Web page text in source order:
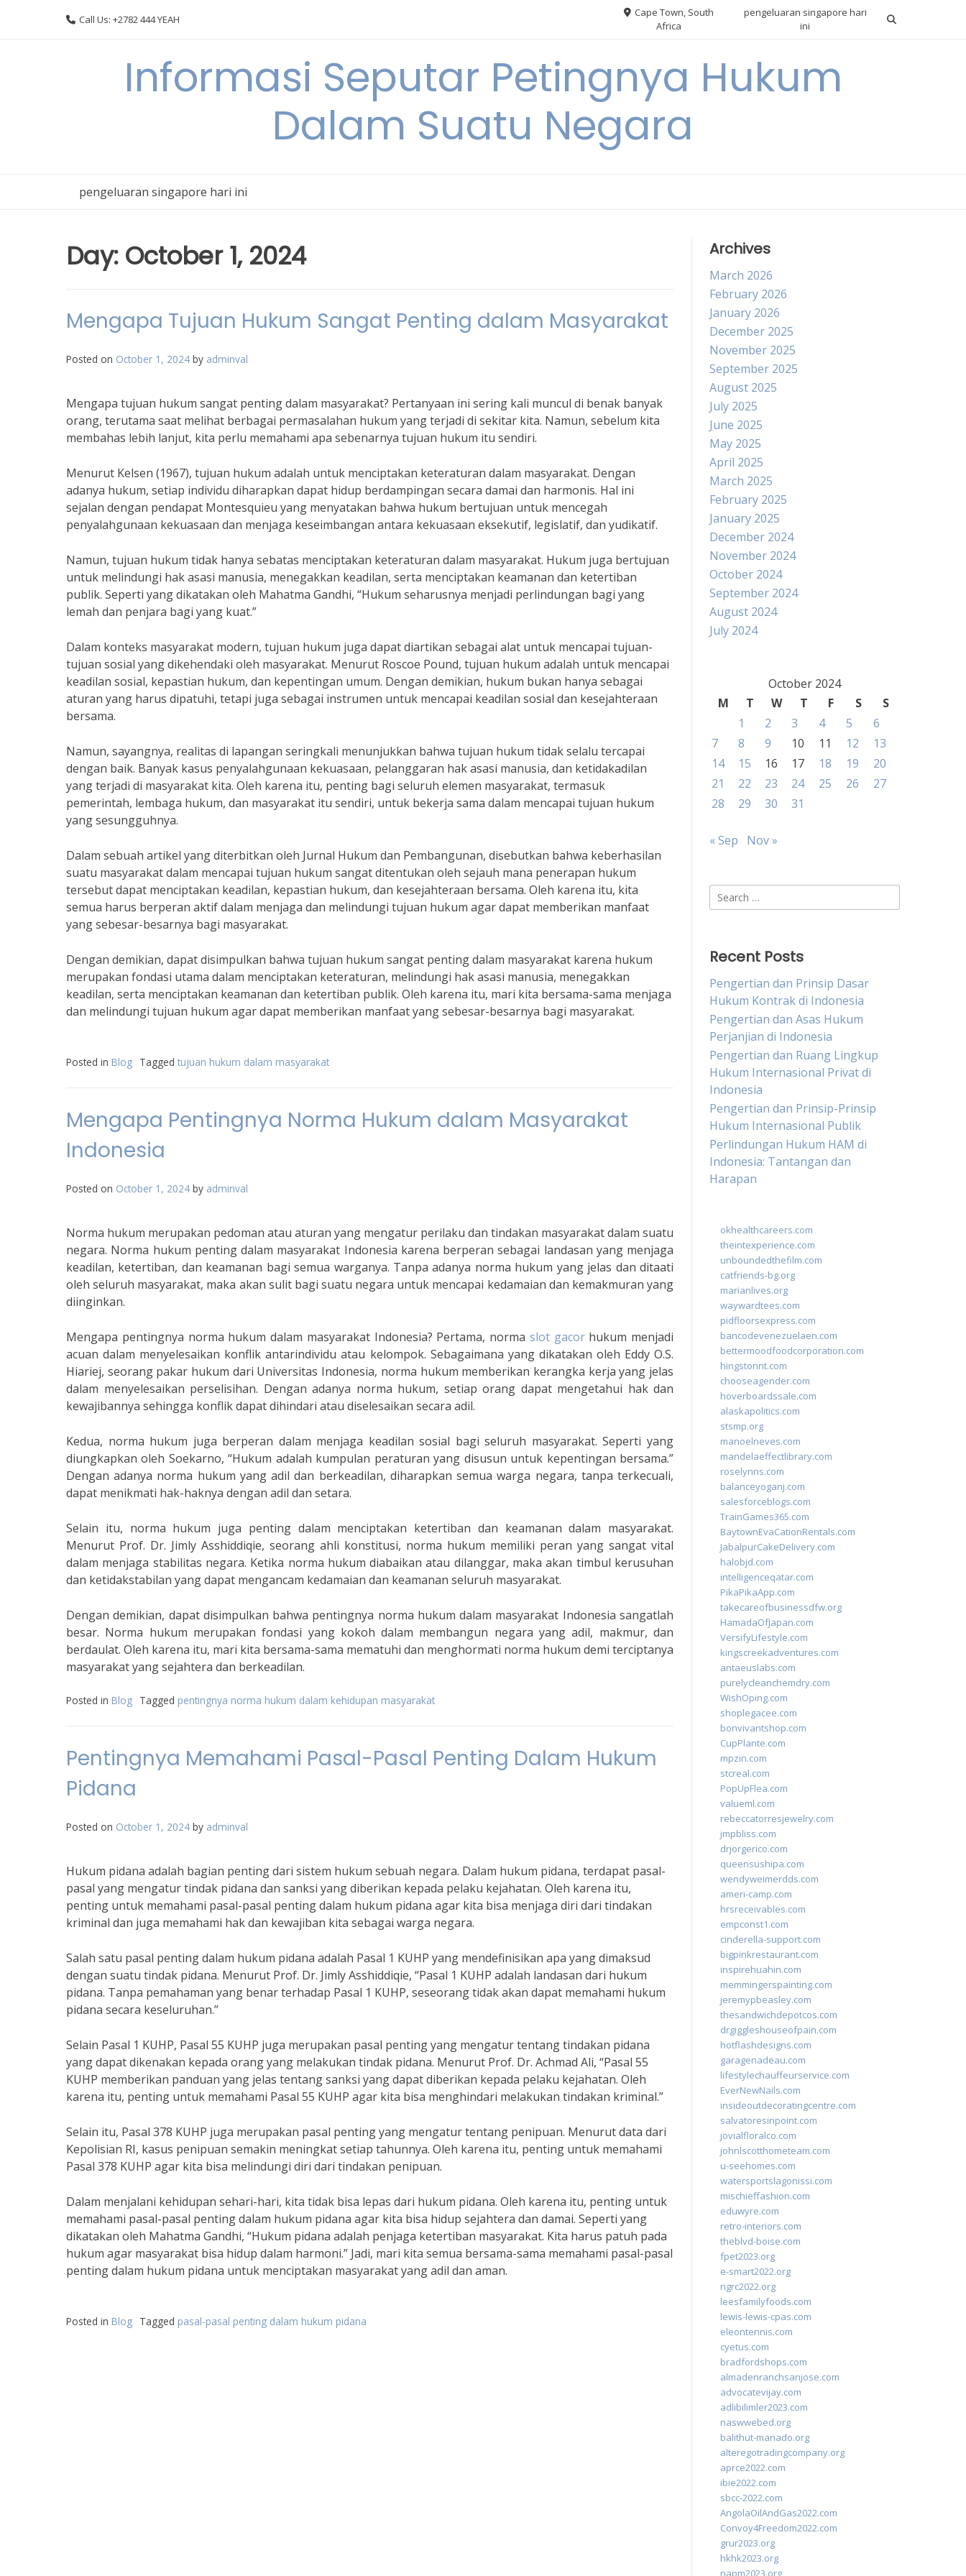
Call Us: +2782 444 YEAH
Cape Town, South
Africa
pengeluaran singapore hari
ini
Informasi Seputar Petingnya Hukum
Dalam Suatu Negara
pengeluaran singapore hari ini
Day: October 1, 2024
Mengapa Tujuan Hukum Sangat Penting dalam Masyarakat
Posted on October 1, 2024 by adminval
Mengapa tujuan hukum sangat penting dalam masyarakat? Pertanyaan ini sering kali muncul di benak banyak
orang, terutama saat melihat berbagai permasalahan hukum yang terjadi di sekitar kita. Namun, sebelum kita
membahas lebih lanjut, kita perlu memahami apa sebenarnya tujuan hukum itu sendiri.
Menurut Kelsen (1967), tujuan hukum adalah untuk menciptakan keteraturan dalam masyarakat. Dengan
adanya hukum, setiap individu diharapkan dapat hidup berdampingan secara damai dan harmonis. Hal ini
sejalan dengan pendapat Montesquieu yang menyatakan bahwa hukum bertujuan untuk mencegah
penyalahgunaan kekuasaan dan menjaga keseimbangan antara kekuasaan eksekutif, legislatif, dan yudikatif.
Namun, tujuan hukum tidak hanya sebatas menciptakan keteraturan dalam masyarakat. Hukum juga bertujuan
untuk melindungi hak asasi manusia, menegakkan keadilan, serta menciptakan keamanan dan ketertiban
publik. Seperti yang dikatakan oleh Mahatma Gandhi, “Hukum seharusnya menjadi perlindungan bagi yang
lemah dan penjara bagi yang kuat.”
Dalam konteks masyarakat modern, tujuan hukum juga dapat diartikan sebagai alat untuk mencapai tujuan-
tujuan sosial yang dikehendaki oleh masyarakat. Menurut Roscoe Pound, tujuan hukum adalah untuk mencapai
keadilan sosial, kepastian hukum, dan kepentingan umum. Dengan demikian, hukum bukan hanya sebagai
aturan yang harus dipatuhi, tetapi juga sebagai instrumen untuk mencapai keadilan sosial dan kesejahteraan
bersama.
Namun, sayangnya, realitas di lapangan seringkali menunjukkan bahwa tujuan hukum tidak selalu tercapai
dengan baik. Banyak kasus penyalahgunaan kekuasaan, pelanggaran hak asasi manusia, dan ketidakadilan
yang terjadi di masyarakat kita. Oleh karena itu, penting bagi seluruh elemen masyarakat, termasuk
pemerintah, lembaga hukum, dan masyarakat itu sendiri, untuk bekerja sama dalam mencapai tujuan hukum
yang sesungguhnya.
Dalam sebuah artikel yang diterbitkan oleh Jurnal Hukum dan Pembangunan, disebutkan bahwa keberhasilan
suatu masyarakat dalam mencapai tujuan hukum sangat ditentukan oleh sejauh mana penerapan hukum
tersebut dapat menciptakan keadilan, kepastian hukum, dan kesejahteraan bersama. Oleh karena itu, kita
semua harus berperan aktif dalam menjaga dan melindungi tujuan hukum agar dapat memberikan manfaat
yang sebesar-besarnya bagi masyarakat.
Dengan demikian, dapat disimpulkan bahwa tujuan hukum sangat penting dalam masyarakat karena hukum
merupakan fondasi utama dalam menciptakan keteraturan, melindungi hak asasi manusia, menegakkan
keadilan, serta menciptakan keamanan dan ketertiban publik. Oleh karena itu, mari kita bersama-sama menjaga
dan melindungi tujuan hukum agar dapat memberikan manfaat yang sebesar-besarnya bagi masyarakat.
Posted in Blog Tagged tujuan hukum dalam masyarakat
Mengapa Pentingnya Norma Hukum dalam Masyarakat
Indonesia
Posted on October 1, 2024 by adminval
Norma hukum merupakan pedoman atau aturan yang mengatur perilaku dan tindakan masyarakat dalam suatu
negara. Norma hukum penting dalam masyarakat Indonesia karena berperan sebagai landasan yang menjaga
keadilan, ketertiban, dan keamanan bagi semua warganya. Tanpa adanya norma hukum yang jelas dan ditaati
oleh seluruh masyarakat, maka akan sulit bagi suatu negara untuk mencapai kedamaian dan kemakmuran yang
diinginkan.
Mengapa pentingnya norma hukum dalam masyarakat Indonesia? Pertama, norma slot gacorhukum menjadi
acuan dalam menyelesaikan konflik antarindividu atau kelompok. Sebagaimana yang dikatakan oleh Eddy O.S.
Hiariej, seorang pakar hukum dari Universitas Indonesia, norma hukum memberikan kerangka kerja yang jelas
dalam menyelesaikan perselisihan. Dengan adanya norma hukum, setiap orang dapat mengetahui hak dan
kewajibannya sehingga konflik dapat dihindari atau diselesaikan secara adil.
Kedua, norma hukum juga berperan dalam menjaga keadilan sosial bagi seluruh masyarakat. Seperti yang
diungkapkan oleh Soekarno, “Hukum adalah kumpulan peraturan yang disusun untuk kepentingan bersama.”
Dengan adanya norma hukum yang adil dan berkeadilan, diharapkan semua warga negara, tanpa terkecuali,
dapat menikmati hak-haknya dengan adil dan setara.
Selain itu, norma hukum juga penting dalam menciptakan ketertiban dan keamanan dalam masyarakat.
Menurut Prof. Dr. Jimly Asshiddiqie, seorang ahli konstitusi, norma hukum memiliki peran yang sangat vital
dalam menjaga stabilitas negara. Ketika norma hukum diabaikan atau dilanggar, maka akan timbul kerusuhan
dan ketidakstabilan yang dapat mengancam kedamaian dan keamanan seluruh masyarakat.
Dengan demikian, dapat disimpulkan bahwa pentingnya norma hukum dalam masyarakat Indonesia sangatlah
besar. Norma hukum merupakan fondasi yang kokoh dalam membangun negara yang adil, makmur, dan
berdaulat. Oleh karena itu, mari kita bersama-sama mematuhi dan menghormati norma hukum demi terciptanya
masyarakat yang sejahtera dan berkeadilan.
Posted in Blog Tagged pentingnya norma hukum dalam kehidupan masyarakat
Pentingnya Memahami Pasal-Pasal Penting Dalam Hukum
Pidana
Posted on October 1, 2024 by adminval
Hukum pidana adalah bagian penting dari sistem hukum sebuah negara. Dalam hukum pidana, terdapat pasal-
pasal yang mengatur tindak pidana dan sanksi yang diberikan kepada pelaku kejahatan. Oleh karena itu,
penting untuk memahami pasal-pasal penting dalam hukum pidana agar kita bisa menjaga diri dari tindakan
kriminal dan juga memahami hak dan kewajiban kita sebagai warga negara.
Salah satu pasal penting dalam hukum pidana adalah Pasal 1 KUHP yang mendefinisikan apa yang dimaksud
dengan suatu tindak pidana. Menurut Prof. Dr. Jimly Asshiddiqie, “Pasal 1 KUHP adalah landasan dari hukum
pidana. Tanpa pemahaman yang benar terhadap Pasal 1 KUHP, seseorang tidak akan dapat memahami hukum
pidana secara keseluruhan.”
Selain Pasal 1 KUHP, Pasal 55 KUHP juga merupakan pasal penting yang mengatur tentang tindakan pidana
yang dapat dikenakan kepada orang yang melakukan tindak pidana. Menurut Prof. Dr. Achmad Ali, “Pasal 55
KUHP memberikan panduan yang jelas tentang sanksi yang dapat diberikan kepada pelaku kejahatan. Oleh
karena itu, penting untuk memahami Pasal 55 KUHP agar kita bisa menghindari melakukan tindakan kriminal.”
Selain itu, Pasal 378 KUHP juga merupakan pasal penting yang mengatur tentang penipuan. Menurut data dari
Kepolisian RI, kasus penipuan semakin meningkat setiap tahunnya. Oleh karena itu, penting untuk memahami
Pasal 378 KUHP agar kita bisa melindungi diri dari tindakan penipuan.
Dalam menjalani kehidupan sehari-hari, kita tidak bisa lepas dari hukum pidana. Oleh karena itu, penting untuk
memahami pasal-pasal penting dalam hukum pidana agar kita bisa hidup sejahtera dan damai. Seperti yang
dikatakan oleh Mahatma Gandhi, “Hukum pidana adalah penjaga ketertiban masyarakat. Kita harus patuh pada
hukum agar masyarakat bisa hidup dalam harmoni.” Jadi, mari kita semua bersama-sama memahami pasal-pasal
penting dalam hukum pidana untuk menciptakan masyarakat yang adil dan aman.
Posted in Blog Tagged pasal-pasal penting dalam hukum pidana
Archives
March 2026
February 2026
January 2026
December 2025
November 2025
September 2025
August 2025
July 2025
June 2025
May 2025
April 2025
March 2025
February 2025
January 2025
December 2024
November 2024
October 2024
September 2024
August 2024
July 2024
October 2024
M
T W T F S
S
1
2 3 4 5
6
7
8 9 10 11 12
13
14
15 16 17 18 19
20
21
22 23 24 25 26
27
28
29 30 31
« Sep Nov »
Search
for:
Recent Posts
Pengertian dan Prinsip Dasar
Hukum Kontrak di Indonesia
Pengertian dan Asas Hukum
Perjanjian di Indonesia
Pengertian dan Ruang Lingkup
Hukum Internasional Privat di
Indonesia
Pengertian dan Prinsip-Prinsip
Hukum Internasional Publik
Perlindungan Hukum HAM di
Indonesia: Tantangan dan
Harapan
okhealthcareers.com
theintexperience.com
unboundedthefilm.com
catfriends-bg.org
marianlives.org
waywardtees.com
pidfloorsexpress.com
bancodevenezuelaen.com
bettermoodfoodcorporation.com
hingstonnt.com
chooseagender.com
hoverboardssale.com
alaskapolitics.com
stsmp.org
manoelneves.com
mandelaeffectlibrary.com
roselynns.com
balanceyoganj.com
salesforceblogs.com
TrainGames365.com
BaytownEvaCationRentals.com
JabalpurCakeDelivery.com
halobjd.com
intelligenceqatar.com
PikaPikaApp.com
takecareofbusinessdfw.org
HamadaOfJapan.com
VersifyLifestyle.com
kingscreekadventures.com
antaeuslabs.com
purelycleanchemdry.com
WishOping.com
shoplegacee.com
bonvivantshop.com
CupPlante.com
mpzin.com
stcreal.com
PopUpFlea.com
valueml.com
rebeccatorresjewelry.com
jmpbliss.com
drjorgerico.com
queensushipa.com
wendyweimerdds.com
ameri-camp.com
hrsreceivables.com
empconst1.com
cinderella-support.com
bigpinkrestaurant.com
inspirehuahin.com
memmingerspainting.com
jeremypbeasley.com
thesandwichdepotcos.com
drgiggleshouseofpain.com
hotflashdesigns.com
garagenadeau.com
lifestylechauffeurservice.com
EverNewNails.com
insideoutdecoratingcentre.com
salvatoresinpoint.com
jovialfloralco.com
johnlscotthometeam.com
u-seehomes.com
watersportslagonissi.com
mischieffashion.com
eduwyre.com
retro-interiors.com
theblvd-boise.com
fpet2023.org
e-smart2022.org
ngrc2022.org
leesfamilyfoods.com
lewis-lewis-cpas.com
eleontennis.com
cyetus.com
bradfordshops.com
almadenranchsanjose.com
advocatevijay.com
adlibilimler2023.com
naswwebed.org
balithut-manado.org
alteregotradingcompany.org
aprce2022.com
ibie2022.com
sbcc-2022.com
AngolaOilAndGas2022.com
Convoy4Freedom2022.com
grur2023.org
hkhk2023.org
napm2023.org